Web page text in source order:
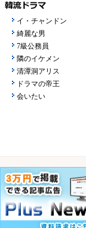
イ・チャンドン
綺麗な男
7級公務員
隣のイケメン
清潭洞アリス
ドラマの帝王
会いたい